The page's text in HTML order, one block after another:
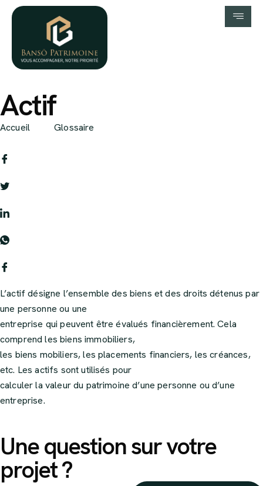
Actif
Accueil Glossaire
L’actif désigne l’ensemble des biens et des droits détenus par
une personne ou une
entreprise qui peuvent être évalués financièrement. Cela
comprend les biens immobiliers,
les biens mobiliers, les placements financiers, les créances,
etc. Les actifs sont utilisés pour
calculer la valeur du patrimoine d’une personne ou d’une
entreprise.
Une question sur votre
projet ?